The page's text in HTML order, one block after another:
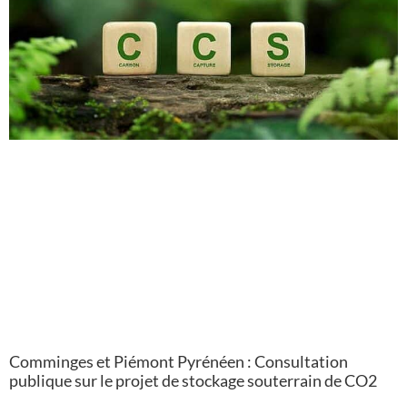
Comminges et Piémont Pyrénéen : Consultation
publique sur le projet de stockage souterrain de CO2